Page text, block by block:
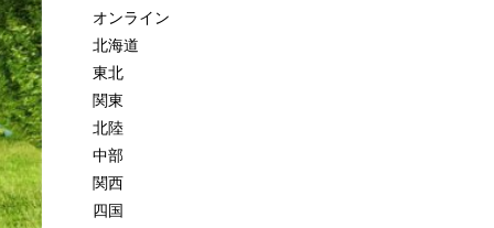
オンライン
北海道
東北
関東
北陸
中部
関西
四国